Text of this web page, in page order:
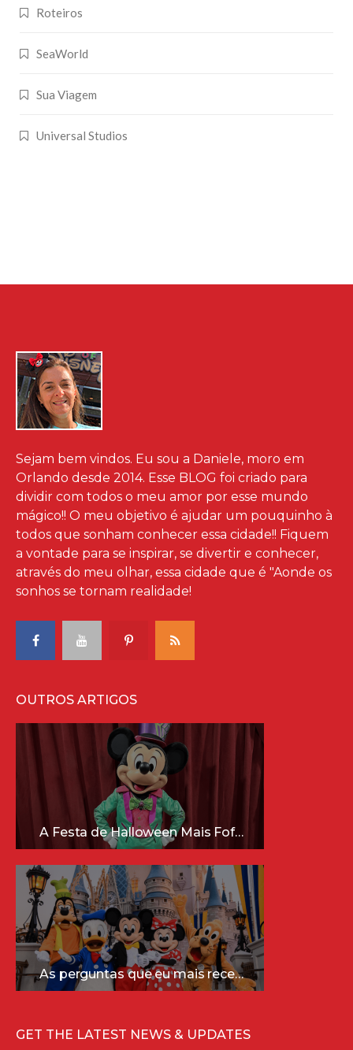
Roteiros
SeaWorld
Sua Viagem
Universal Studios
Sejam bem vindos. Eu sou a Daniele, moro em
Orlando desde 2014. Esse BLOG foi criado para
dividir com todos o meu amor por esse mundo
mágico!! O meu objetivo é ajudar um pouquinho à
todos que sonham conhecer essa cidade!! Fiquem
a vontade para se inspirar, se divertir e conhecer,
através do meu olhar, essa cidade que é "Aonde os
sonhos se tornam realidade!
OUTROS ARTIGOS
A Festa de Halloween Mais Fofa da Disney Está Chegando!
As perguntas que eu mais recebo sobre a Disney (e as respostas mais sinceras!)
GET THE LATEST NEWS & UPDATES